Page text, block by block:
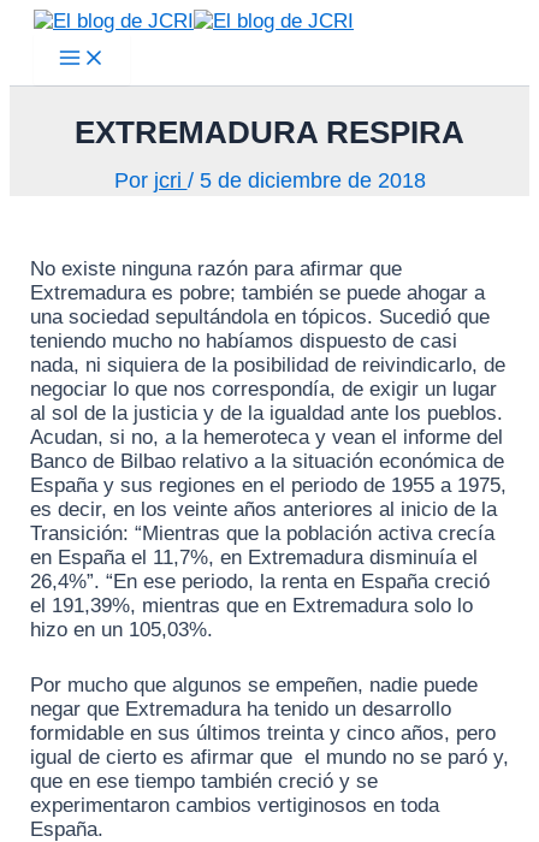
contenido
Menu
EXTREMADURA RESPIRA
Por jcri / 5 de diciembre de 2018
No existe ninguna razón para afirmar que
Extremadura es pobre; también se puede ahogar a
una sociedad sepultándola en tópicos. Sucedió que
teniendo mucho no habíamos dispuesto de casi
nada, ni siquiera de la posibilidad de reivindicarlo, de
negociar lo que nos correspondía, de exigir un lugar
al sol de la justicia y de la igualdad ante los pueblos.
Acudan, si no, a la hemeroteca y vean el informe del
Banco de Bilbao relativo a la situación económica de
España y sus regiones en el periodo de 1955 a 1975,
es decir, en los veinte años anteriores al inicio de la
Transición: “Mientras que la población activa crecía
en España el 11,7%, en Extremadura disminuía el
26,4%”. “En ese periodo, la renta en España creció
el 191,39%, mientras que en Extremadura solo lo
hizo en un 105,03%.
Por mucho que algunos se empeñen, nadie puede
negar que Extremadura ha tenido un desarrollo
formidable en sus últimos treinta y cinco años, pero
igual de cierto es afirmar que el mundo no se paró y,
que en ese tiempo también creció y se
experimentaron cambios vertiginosos en toda
España.